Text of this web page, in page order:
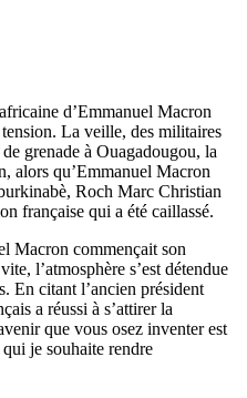
d’Emmanuel Macron
La veille, des militaires
grenade à Ouagadougou, la
alors qu’Emmanuel Macron
Roch Marc Christian
française qui a été caillassé.
Macron commençait son
l’atmosphère s’est détendue
En citant l’ancien président
a réussi à s’attirer la
que vous osez inventer est
je souhaite rendre